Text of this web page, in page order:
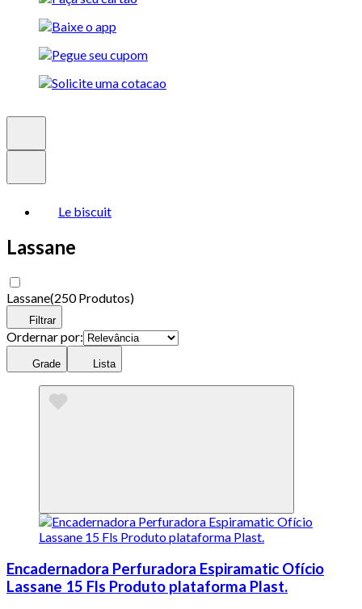
Le biscuit
Lassane
Lassane(250 Produtos)
Filtrar
Ordernar por:
Grade Lista
Encadernadora Perfuradora Espiramatic Ofício
Lassane 15 Fls Produto plataforma Plast.